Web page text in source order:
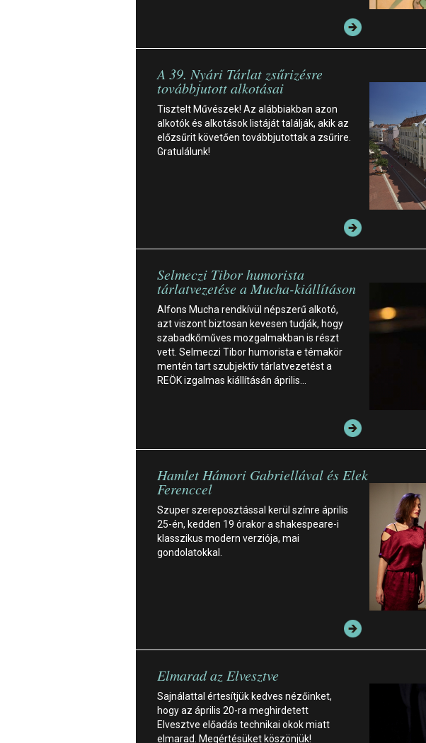
A 39. Nyári Tárlat zsűrizésre
továbbjutott alkotásai
Tisztelt Művészek! Az alábbiakban azon
alkotók és alkotások listáját találják, akik az
előzsűrit követően továbbjutottak a zsűrire.
Gratulálunk!
Selmeczi Tibor humorista
tárlatvezetése a Mucha-kiállításon
Alfons Mucha rendkívül népszerű alkotó,
azt viszont biztosan kevesen tudják, hogy
szabadkőműves mozgalmakban is részt
vett. Selmeczi Tibor humorista e témakör
mentén tart szubjektív tárlatvezetést a
REÖK izgalmas kiállításán április…
Hamlet Hámori Gabriellával és Elek
Ferenccel
Szuper szereposztással kerül színre április
25-én, kedden 19 órakor a shakespeare-i
klasszikus modern verziója, mai
gondolatokkal.
Elmarad az Elvesztve
Sajnálattal értesítjük kedves nézőinket,
hogy az április 20-ra meghirdetett
Elvesztve előadás technikai okok miatt
elmarad. Megértésüket köszönjük!